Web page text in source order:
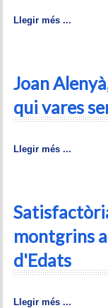
Tàctica
Altres tornejos
Llegir més ...
Joan
qui vares
Llegir més ...
montgrins
d'Edats
Llegir més ...